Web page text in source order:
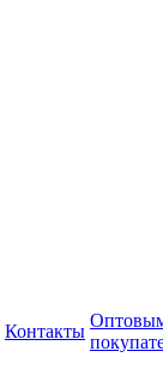
Контакты